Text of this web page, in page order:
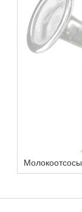
Молокоотсосы